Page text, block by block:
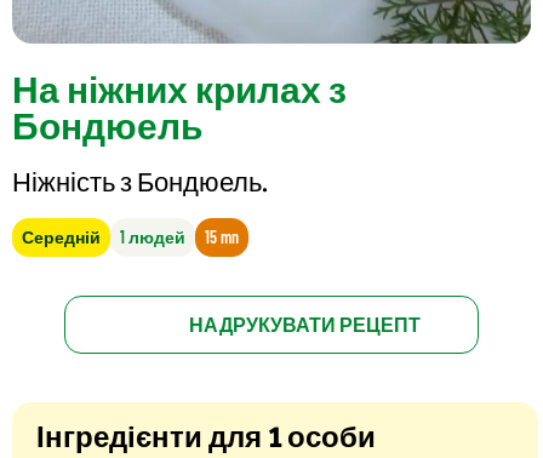
На ніжних крилах з
Бондюель
Ніжність з Бондюель.
Середній 1 людей 15 mn
НАДРУКУВАТИ РЕЦЕПТ
Інгредієнти для 1 особи